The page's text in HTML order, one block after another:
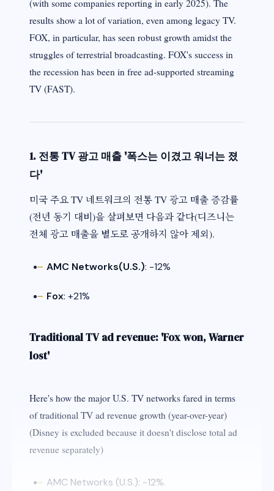
(with some companies reporting in early 2025). The
results show a lot of variation, even among legacy TV.
FOX, in particular, has seen robust growth amidst the
struggles of terrestrial broadcasting. FOX's success in
the recession has been in free ad-supported streaming
TV (FAST).
1. 전통 TV 광고 매출 '폭스는 이겼고 워너는 졌
다'
미국 주요 TV 네트워크의 전통 TV 광고 매출 증감률
(전년 동기 대비)을 살펴보면 다음과 같다(디즈니는
전체 광고 매출을 별도로 공개하지 않아 제외).
AMC Networks(U.S.): -12%
Fox: +21%
Traditional TV ad revenue: 'Fox won, Warner
lost'
Here's how the major U.S. TV networks fared in terms
of traditional TV ad revenue growth (year-over-year)
(Disney is excluded because it doesn't disclose total ad
revenue separately)
AMC Networks (U.S.): -12%.